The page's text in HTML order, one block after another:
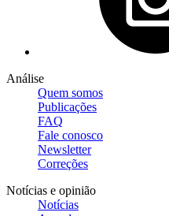
Análise
Quem somos
Publicações
FAQ
Fale conosco
Newsletter
Correções
Notícias e opinião
Notícias